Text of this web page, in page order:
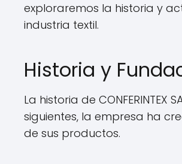
exploraremos la historia y
industria textil.
Historia y
La historia de
siguientes, la empresa ha
de sus productos.